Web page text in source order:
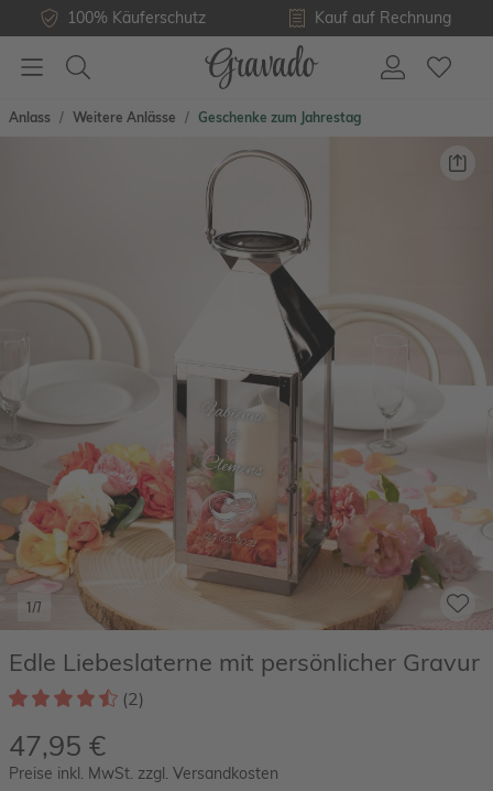
100% Käuferschutz Kauf auf Rechnung
Anlass Weitere Anlässe Geschenke zum Jahrestag
1/7
Edle Liebeslaterne mit persönlicher Gravur
(2)
47,95 €
Preise inkl. MwSt. zzgl. Versandkosten